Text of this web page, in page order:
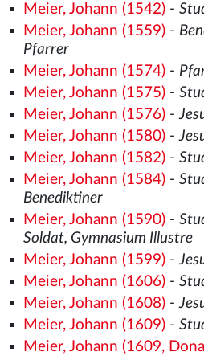
Meier, Johann (1542)-
Meier, Johann (1559)-
Pfarrer
Meier, Johann (1574)-
Meier, Johann (1575)-
Meier, Johann (1576)-
Meier, Johann (1580)-
Meier, Johann (1582)-
Meier, Johann (1584)-
Benediktiner
Meier, Johann (1590)-
Soldat, Gymnasium Illustre
Meier, Johann (1599)-
Meier, Johann (1606)-
Meier, Johann (1608)-
Meier, Johann (1609)-
Meier, Johann (1609,